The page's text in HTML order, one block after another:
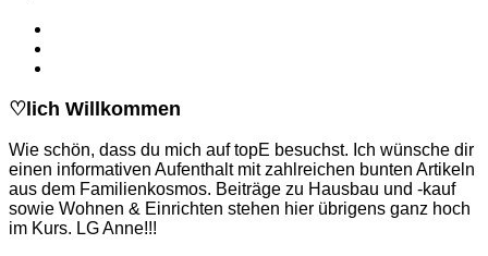
♡lich Willkommen
Wie schön, dass du mich auf topE besuchst. Ich wünsche dir
einen informativen Aufenthalt mit zahlreichen bunten Artikeln
aus dem Familienkosmos. Beiträge zu Hausbau und -kauf
sowie Wohnen & Einrichten stehen hier übrigens ganz hoch
im Kurs. LG Anne!!!